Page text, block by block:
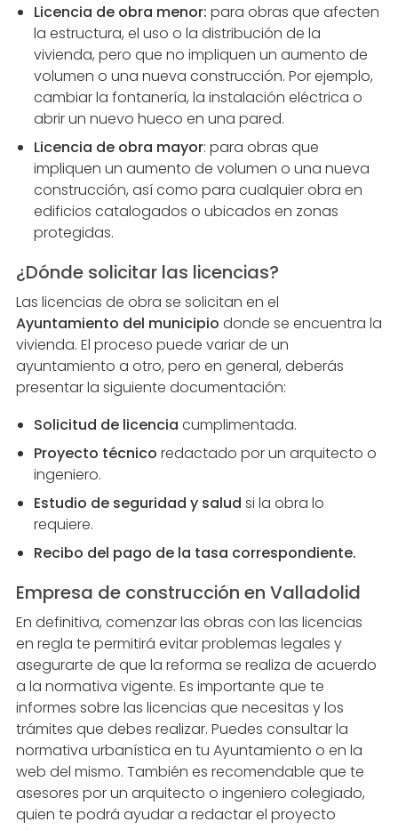
Licencia de obra menor: para obras que afecten
la estructura, el uso o la distribución de la
vivienda, pero que no impliquen un aumento de
volumen o una nueva construcción. Por ejemplo,
cambiar la fontanería, la instalación eléctrica o
abrir un nuevo hueco en una pared.
Licencia de obra mayor: para obras que
impliquen un aumento de volumen o una nueva
construcción, así como para cualquier obra en
edificios catalogados o ubicados en zonas
protegidas.
¿Dónde solicitar las licencias?
Las licencias de obra se solicitan en el
Ayuntamiento del municipio donde se encuentra la
vivienda. El proceso puede variar de un
ayuntamiento a otro, pero en general, deberás
presentar la siguiente documentación:
Solicitud de licencia cumplimentada.
Proyecto técnico redactado por un arquitecto o
ingeniero.
Estudio de seguridad y salud si la obra lo
requiere.
Recibo del pago de la tasa correspondiente.
Empresa de construcción en Valladolid
En definitiva, comenzar las obras con las licencias
en regla te permitirá evitar problemas legales y
asegurarte de que la reforma se realiza de acuerdo
a la normativa vigente. Es importante que te
informes sobre las licencias que necesitas y los
trámites que debes realizar. Puedes consultar la
normativa urbanística en tu Ayuntamiento o en la
web del mismo. También es recomendable que te
asesores por un arquitecto o ingeniero colegiado,
quien te podrá ayudar a redactar el proyecto